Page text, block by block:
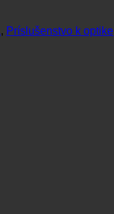
, Príslušenstvo k optike